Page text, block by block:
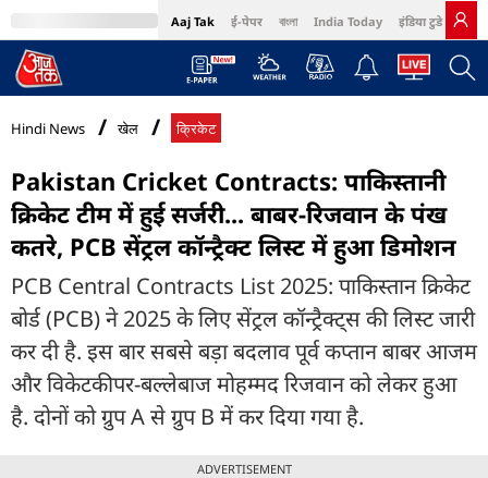
Aaj Tak ई-पेपर বাংলা India Today इंडिया टुडे हिंदी
MumbaiTak Cosmopolitan Harper's Bazaar Northeast
Hindi News खेल क्रिकेट
Pakistan Cricket Contracts: पाकिस्तानी
क्रिकेट टीम में हुई सर्जरी... बाबर-रिजवान के पंख
कतरे, PCB सेंट्रल कॉन्ट्रैक्ट लिस्ट में हुआ ड‍िमोशन
PCB Central Contracts List 2025: पाकिस्तान क्रिकेट
बोर्ड (PCB) ने 2025 के लिए सेंट्रल कॉन्ट्रैक्ट्स की ल‍िस्ट जारी
कर दी है. इस बार सबसे बड़ा बदलाव पूर्व कप्तान बाबर आजम
और विकेटकीपर-बल्लेबाज मोहम्मद रिजवान को लेकर हुआ
है. दोनों को ग्रुप A से ग्रुप B में कर दिया गया है.
ADVERTISEMENT